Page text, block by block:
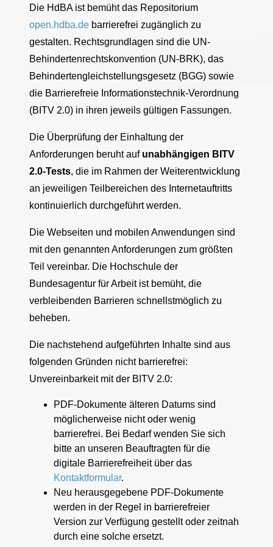
Die HdBA ist bemüht das Repositorium
open.hdba.de barrierefrei zugänglich zu
gestalten. Rechtsgrundlagen sind die UN-
Behindertenrechtskonvention (UN-BRK), das
Behindertengleichstellungsgesetz (BGG) sowie
die Barrierefreie Informationstechnik-Verordnung
(BITV 2.0) in ihren jeweils gültigen Fassungen.
Die Überprüfung der Einhaltung der
Anforderungen beruht auf unabhängigen BITV
2.0-Tests, die im Rahmen der Weiterentwicklung
an jeweiligen Teilbereichen des Internetauftritts
kontinuierlich durchgeführt werden.
Die Webseiten und mobilen Anwendungen sind
mit den genannten Anforderungen zum größten
Teil vereinbar. Die Hochschule der
Bundesagentur für Arbeit ist bemüht, die
verbleibenden Barrieren schnellstmöglich zu
beheben.
Die nachstehend aufgeführten Inhalte sind aus
folgenden Gründen nicht barrierefrei:
Unvereinbarkeit mit der BITV 2.0:
PDF-Dokumente älteren Datums sind
möglicherweise nicht oder wenig
barrierefrei. Bei Bedarf wenden Sie sich
bitte an unseren Beauftragten für die
digitale Barrierefreiheit über das
Kontaktformular.
Neu herausgegebene PDF-Dokumente
werden in der Regel in barrierefreier
Version zur Verfügung gestellt oder zeitnah
durch eine solche ersetzt.